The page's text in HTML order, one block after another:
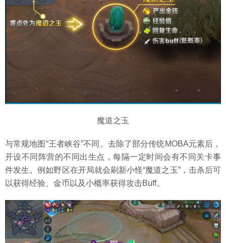
魔道之玉
与常规地图“王者峡谷”不同。去除了部分传统MOBA元素后，
开设不同阵营的不同出生点，每隔一定时间会有不同关卡事
件发生。例如野区在开局就会刷新小怪“魔道之玉”，击杀后可
以获得经验、金币以及小概率获得攻击Buff。